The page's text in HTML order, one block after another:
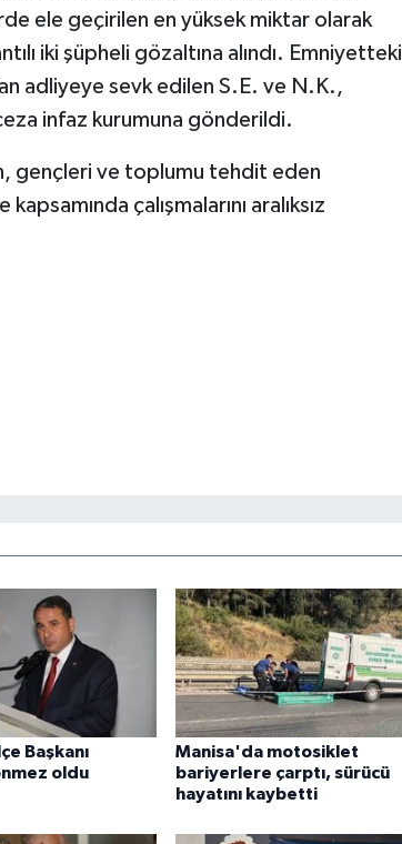
ele geçirilen en yüksek miktar olarak
iki şüpheli gözaltına alındı. Emniyetteki
adliyeye sevk edilen S.E. ve N.K.,
infaz kurumuna gönderildi.
gençleri ve toplumu tehdit eden
çalışmalarını aralıksız
Başkanı
oldu
Manisa'da motosiklet
bariyerlere çarptı, sürücü
hayatını kaybetti